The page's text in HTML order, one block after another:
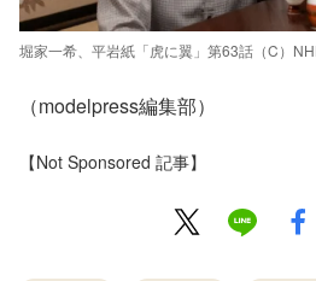
堀家一希、平岩紙「虎に翼」第63話（C）
（modelpress編集部）
【Not Sponsored 記事】